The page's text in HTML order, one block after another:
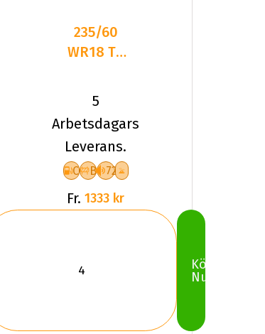
235/60
WR18 TL
YOKO
4S AW21
XL
5
Arbetsdagars
Leverans.
C B 72
Fr. 1333 kr
Köp
Nu